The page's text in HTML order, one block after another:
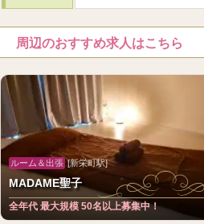
周辺のおすすめ求人はこちら
ルーム＆出張[新栄町駅]
MADAME聖子
全年代 最大規模 50名以上募集中！